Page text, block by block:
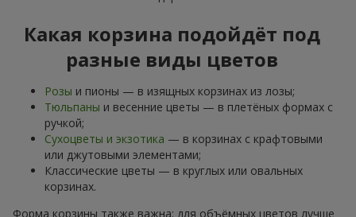
Какая корзина подойдёт под
разные виды цветов
Розы и пионы — в изящных корзинах из лозы;
Тюльпаны и весенние цветы — в плетёных формах с
ручкой;
Сухоцветы и экзотика — в корзинах с крафтовыми
или джутовыми элементами;
Классические цветы — в круглых или овальных
корзинах.
Форма корзины также важна: для объёмных цветов лучше